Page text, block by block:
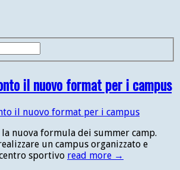
il nuovo format per i campus
la nuova formula dei summer camp.
un campus organizzato e
sportivo read more →